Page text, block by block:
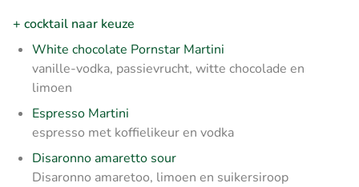
+ cocktail naar keuze
White chocolate Pornstar Martini
vanille-vodka, passievrucht, witte chocolade en
limoen
Espresso Martini
espresso met koffielikeur en vodka
Disaronno amaretto sour
Disaronno amaretoo, limoen en suikersiroop